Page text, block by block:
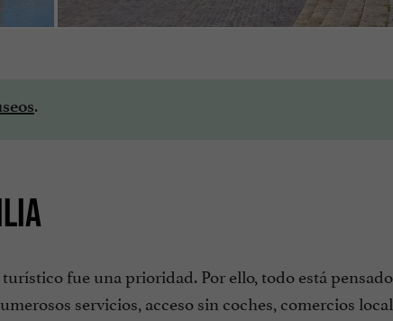
.
fue una prioridad. Por ello, todo está
servicios, acceso sin coches, comercios